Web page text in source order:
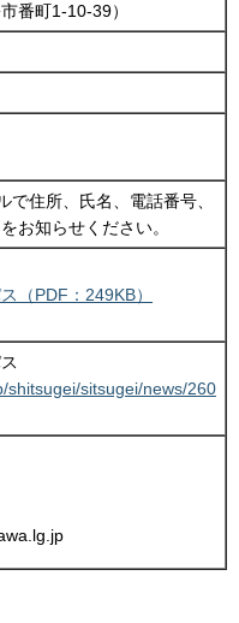
番町1-10-39）
住所、氏名、電話番号、
お知らせください。
（PDF：249KB）
shitsugei/sitsugei/news/260